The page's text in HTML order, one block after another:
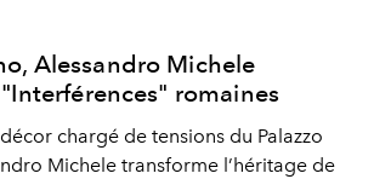
Alessandro Michele
romaines
chargé de tensions du Palazzo
Michele transforme l’héritage de